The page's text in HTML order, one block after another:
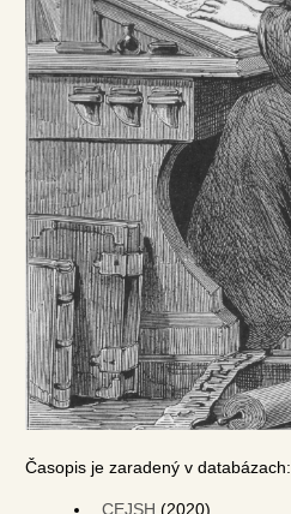
Časopis je zaradený v databázach:
CEJSH (2020)